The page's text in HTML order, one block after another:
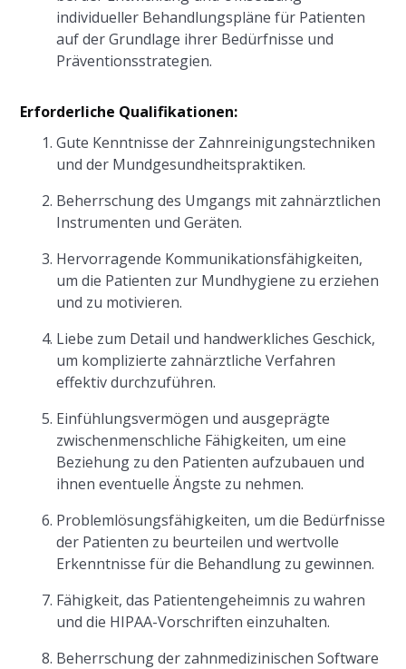
individueller Behandlungspläne für Patienten
auf der Grundlage ihrer Bedürfnisse und
Präventionsstrategien.
Erforderliche Qualifikationen:
Gute Kenntnisse der Zahnreinigungstechniken
und der Mundgesundheitspraktiken.
Beherrschung des Umgangs mit zahnärztlichen
Instrumenten und Geräten.
Hervorragende Kommunikationsfähigkeiten,
um die Patienten zur Mundhygiene zu erziehen
und zu motivieren.
Liebe zum Detail und handwerkliches Geschick,
um komplizierte zahnärztliche Verfahren
effektiv durchzuführen.
Einfühlungsvermögen und ausgeprägte
zwischenmenschliche Fähigkeiten, um eine
Beziehung zu den Patienten aufzubauen und
ihnen eventuelle Ängste zu nehmen.
Problemlösungsfähigkeiten, um die Bedürfnisse
der Patienten zu beurteilen und wertvolle
Erkenntnisse für die Behandlung zu gewinnen.
Fähigkeit, das Patientengeheimnis zu wahren
und die HIPAA-Vorschriften einzuhalten.
Beherrschung der zahnmedizinischen Software